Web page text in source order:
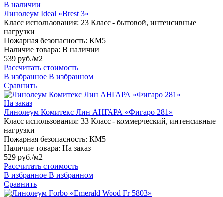
В наличии
Линолеум Ideal «Brest 3»
Класс использования: 23 Класс - бытовой, интенсивные
нагрузки
Пожарная безопасность: КМ5
Наличие товара: В наличии
539 руб./м2
Рассчитать стоимость
В избранное В избранном
Сравнить
На заказ
Линолеум Комитекс Лин АНГАРА «Фигаро 281»
Класс использования: 33 Класс - коммерческий, интенсивные
нагрузки
Пожарная безопасность: КМ5
Наличие товара: На заказ
529 руб./м2
Рассчитать стоимость
В избранное В избранном
Сравнить